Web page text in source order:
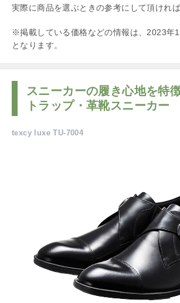
実際に商品を選ぶときの参考にして頂ければ
※掲載している価格などの情報は、2023年
となります。
スニーカーの履き心地を特
トラップ・革靴スニーカー
texcy luxe TU-7004